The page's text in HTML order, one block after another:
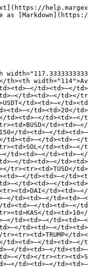
th><th
td><td>—</
td><td>—</td></
td><td>—</
td><td>20</
td><td>—</
td><td>—</
td><td>—</
td><td>—</
tr><tr><td>TUSD</
td><td>—</
td><td>—</
td><td>—</
td><td>—</
td><td>—</
td><td>—</
td></
td><td>—</